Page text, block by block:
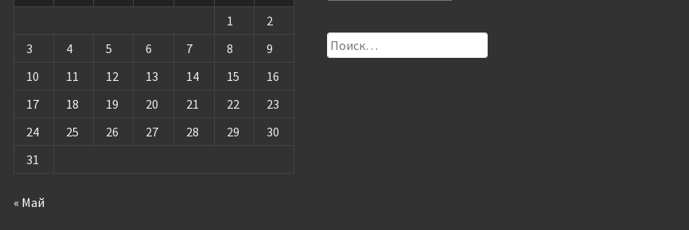
1
2
3
4 5 6 7 8
9
10
11 12 13 14 15
16
17
18 19 20 21 22
23
24
25 26 27 28 29
30
31
« Май
Найти: